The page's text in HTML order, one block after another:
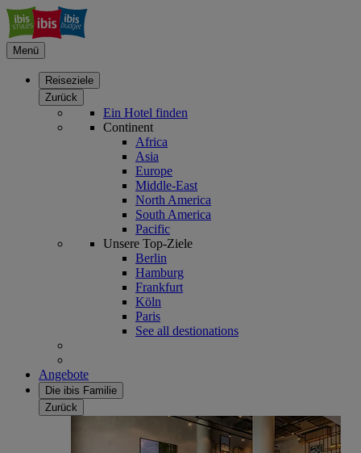
Menü
Reiseziele
Zurück
Ein Hotel finden
Continent
Africa
Asia
Europe
Middle-East
North America
South America
Pacific
Unsere Top-Ziele
Berlin
Hamburg
Frankfurt
Köln
Paris
See all destionations
Angebote
Die ibis Familie
Zurück